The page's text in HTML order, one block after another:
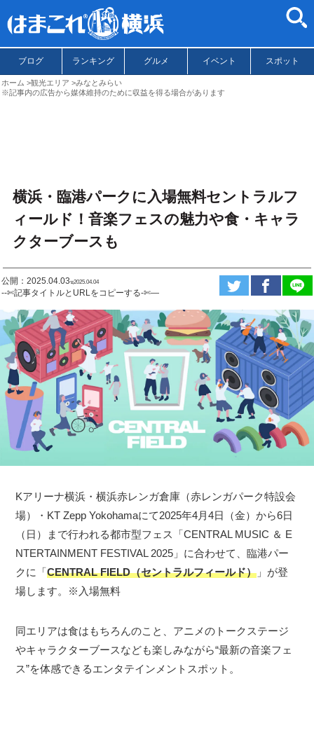
ブログ ランキング グルメ イベント スポット
ホーム 観光エリア
みなとみらい
※記事内の広告から媒体維持のために収益を得る場合があります
横浜・臨港パークに入場無料セントラルフ
ィールド！音楽フェスの魅力や食・キャラ
クターブースも
公開：2025.04.03ಇ2025.04.04
--✄記事タイトルとURLをコピーする-✄—
Kアリーナ横浜・横浜赤レンガ倉庫（赤レンガパーク特設会
場）・KT Zepp Yokohamaにて2025年4月4日（金）から6日
（日）まで行われる都市型フェス「CENTRAL MUSIC ＆ E
NTERTAINMENT FESTIVAL 2025」に合わせて、臨港パー
クに「CENTRAL FIELD（セントラルフィールド） 」が登
場します。※入場無料
同エリアは食はもちろんのこと、アニメのトークステージ
やキャラクターブースなども楽しみながら“最新の音楽フェ
ス”を体感できるエンタテインメントスポット。